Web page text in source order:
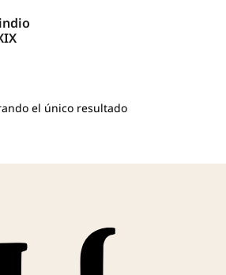
el único resultado